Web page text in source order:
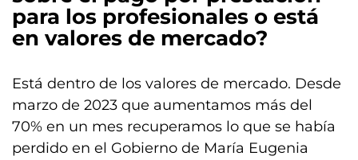
para los profesionales o está
en valores de mercado?
Está dentro de los valores de mercado. Desde
marzo de 2023 que aumentamos más del
70% en un mes recuperamos lo que se había
perdido en el Gobierno de María Eugenia